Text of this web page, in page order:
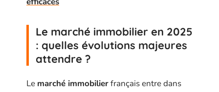
Le marché immobilier en 2025
: quelles évolutions majeures
attendre ?
Le marché immobilierfrançais entre dans